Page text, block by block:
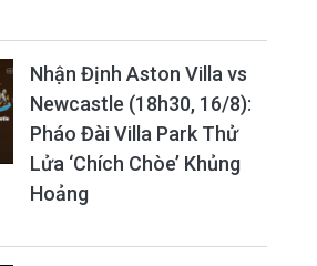
Nhận Định Aston Villa vs
Newcastle (18h30, 16/8):
Pháo Đài Villa Park Thử
Lửa ‘Chích Chòe’ Khủng
Hoảng